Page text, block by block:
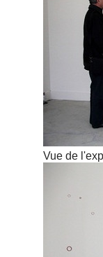
Vue de